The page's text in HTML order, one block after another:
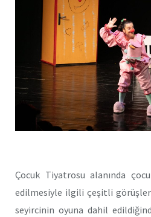
Çocuk Tiyatrosu alanında
edilmesiyle ilgili çeşitli
seyircinin oyuna dahil